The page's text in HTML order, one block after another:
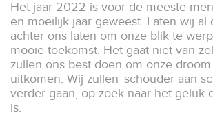
Het jaar 2022 is voor de meeste
en moeilijk jaar geweest. Laten wij al
achter ons laten om onze blik te
mooie toekomst. Het gaat niet van
zullen ons best doen om onze
uitkomen. Wij zullen schouder aan
verder gaan, op zoek naar het geluk
is.